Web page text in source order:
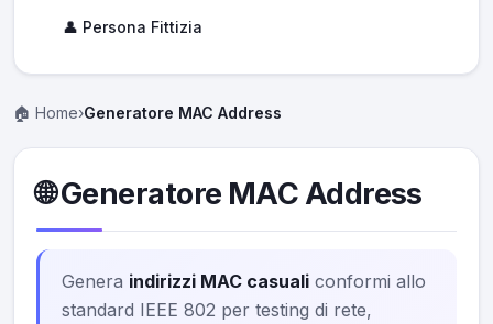
👤 Persona Fittizia
🏠 Home›Generatore MAC Address
🌐 Generatore MAC Address
Genera indirizzi MAC casuali conformi allo
standard IEEE 802 per testing di rete,